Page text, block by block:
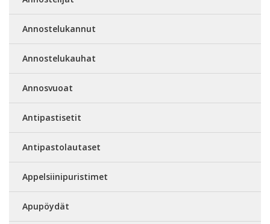
Annostelukannut
Annostelukauhat
Annosvuoat
Antipastisetit
Antipastolautaset
Appelsiinipuristimet
Apupöydät